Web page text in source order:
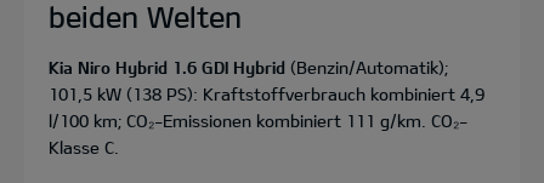
beiden Welten
Kia Niro Hybrid 1.6 GDI Hybrid (Benzin/Automatik);
101,5 kW (138 PS): Kraftstoffverbrauch kombiniert 4,9
l/100 km; CO₂-Emissionen kombiniert 111 g/km. CO₂-
Klasse C.